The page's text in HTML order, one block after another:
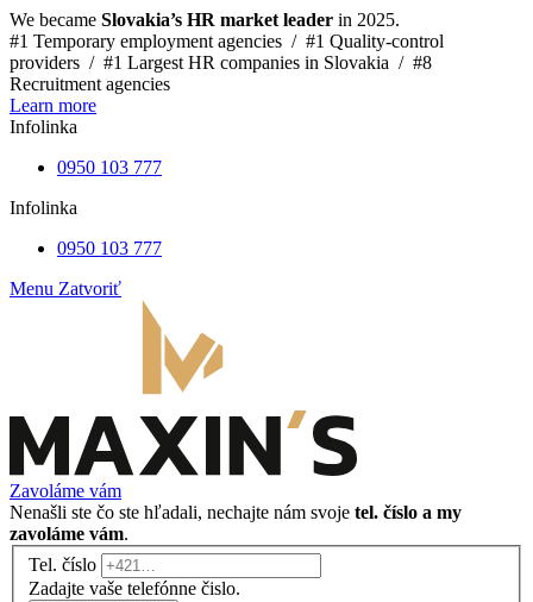
We became Slovakia’s HR market leader in 2025.
#1 Temporary employment agencies / #1 Quality-control
providers / #1 Largest HR companies in Slovakia / #8
Recruitment agencies
Learn more
Infolinka
0950 103 777
Infolinka
0950 103 777
Menu Zatvoriť
Zavoláme vám
Nenašli ste čo ste hľadali, nechajte nám svoje tel. číslo a my
zavoláme vám.
Tel. číslo
Zadajte vaše telefónne čislo.